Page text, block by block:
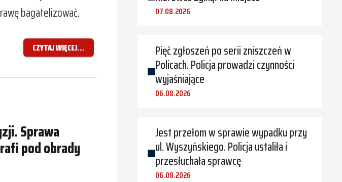
bagatelizować.
CZYTAJ WIĘCEJ...
Sprawa
pod obrady
07.08.2026
Pięć zgłoszeń po serii zniszczeń w
Policach. Policja prowadzi czynności
wyjaśniające
06.08.2026
Jest przełom w sprawie wypadku przy
ul. Wyszyńskiego. Policja ustaliła i
przesłuchała sprawcę
06.08.2026